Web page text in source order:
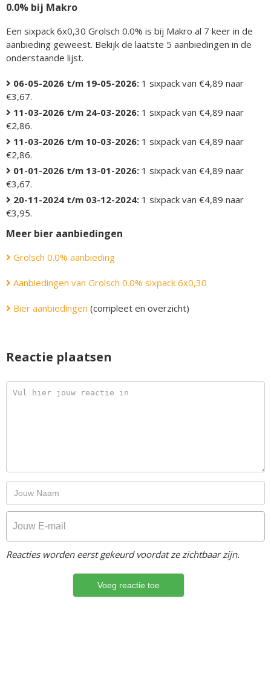
0.0% bij Makro
Een sixpack 6x0,30 Grolsch 0.0% is bij Makro al 7 keer in de
aanbieding geweest. Bekijk de laatste 5 aanbiedingen in de
onderstaande lijst.
06-05-2026 t/m 19-05-2026: 1 sixpack van €4,89 naar
€3,67.
11-03-2026 t/m 24-03-2026: 1 sixpack van €4,89 naar
€2,86.
11-03-2026 t/m 10-03-2026: 1 sixpack van €4,89 naar
€2,86.
01-01-2026 t/m 13-01-2026: 1 sixpack van €4,89 naar
€3,67.
20-11-2024 t/m 03-12-2024: 1 sixpack van €4,89 naar
€3,95.
Meer bier aanbiedingen
Grolsch 0.0% aanbieding
Aanbiedingen van Grolsch 0.0% sixpack 6x0,30
Bier aanbiedingen (compleet en overzicht)
Reactie plaatsen
Reacties worden eerst gekeurd voordat ze zichtbaar zijn.